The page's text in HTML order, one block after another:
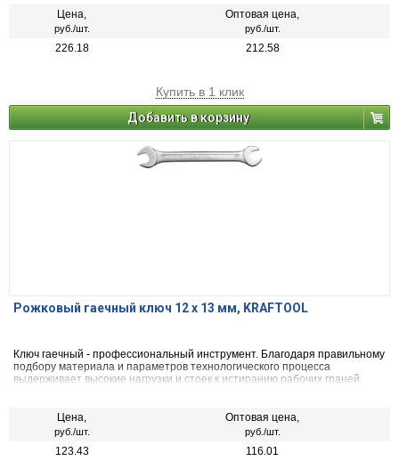
Цена,
руб./шт.
Оптовая цена,
руб./шт.
226.18 212.58
Купить в 1 клик
Добавить в корзину
Рожковый гаечный ключ 12 х 13 мм, KRAFTOOL
Ключ гаечный - профессиональный инструмент. Благодаря правильному
подбору материала и параметров технологического процесса
выдерживает высокие нагрузки и стоек к истиранию рабочих граней.
Цена,
руб./шт.
Оптовая цена,
руб./шт.
123.43 116.01